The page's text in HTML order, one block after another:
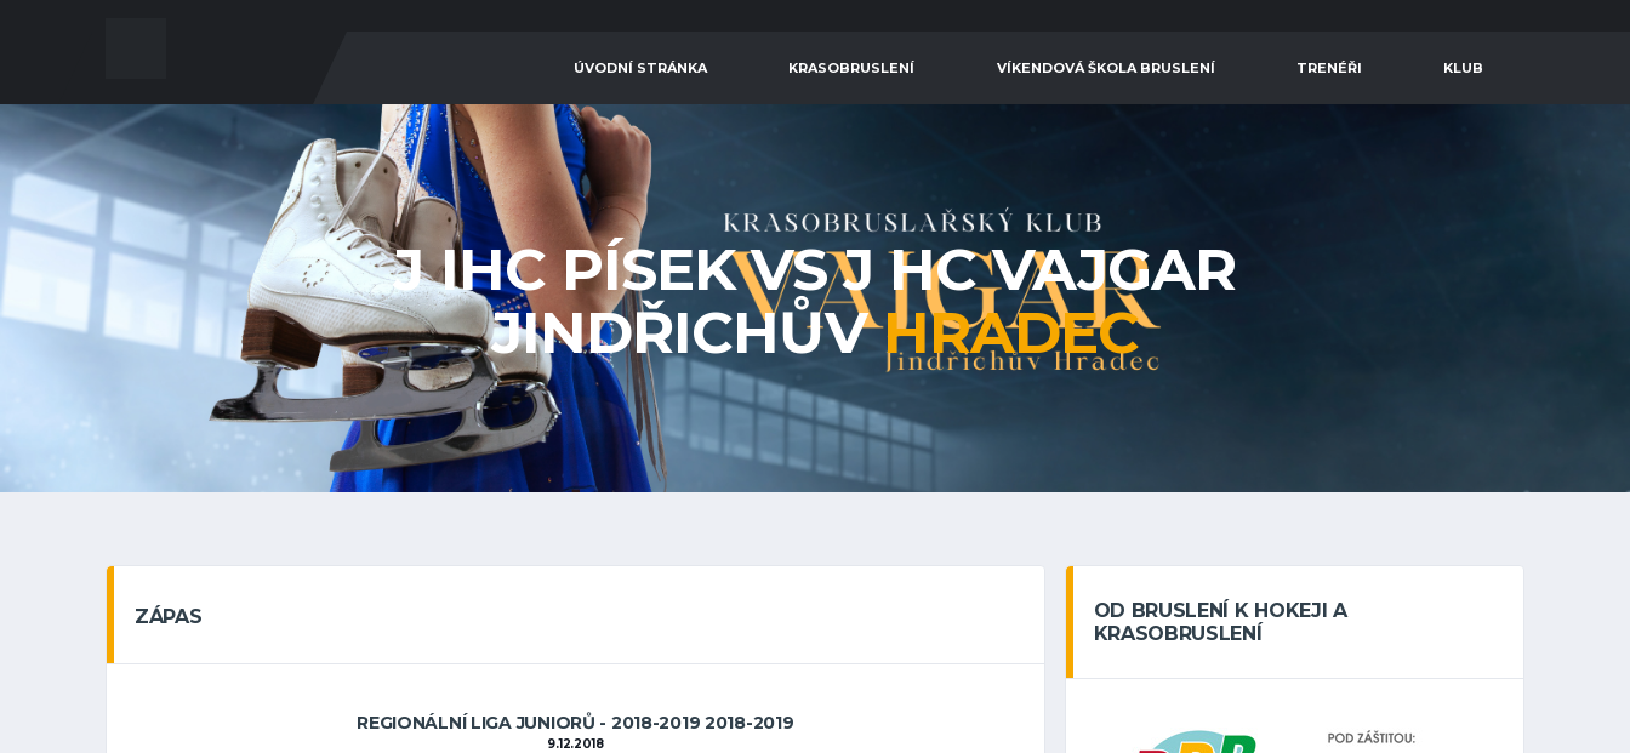
ÚVODNÍ STRÁNKA KRASOBRUSLENÍ VÍKENDOVÁ ŠKOLA BRUSLENÍ TRENÉŘI KLUB
J IHC PÍSEK VS J HC VAJGAR
JINDŘICHŮVHRADEC
ZÁPAS
REGIONÁLNÍ LIGA JUNIORŮ - 2018-2019 2018-2019
9.12.2018
OD BRUSLENÍ K HOKEJI A
KRASOBRUSLENÍ